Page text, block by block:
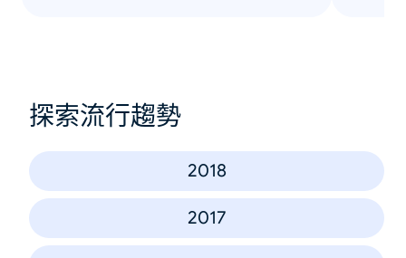
探索流行趨勢
2018
2017